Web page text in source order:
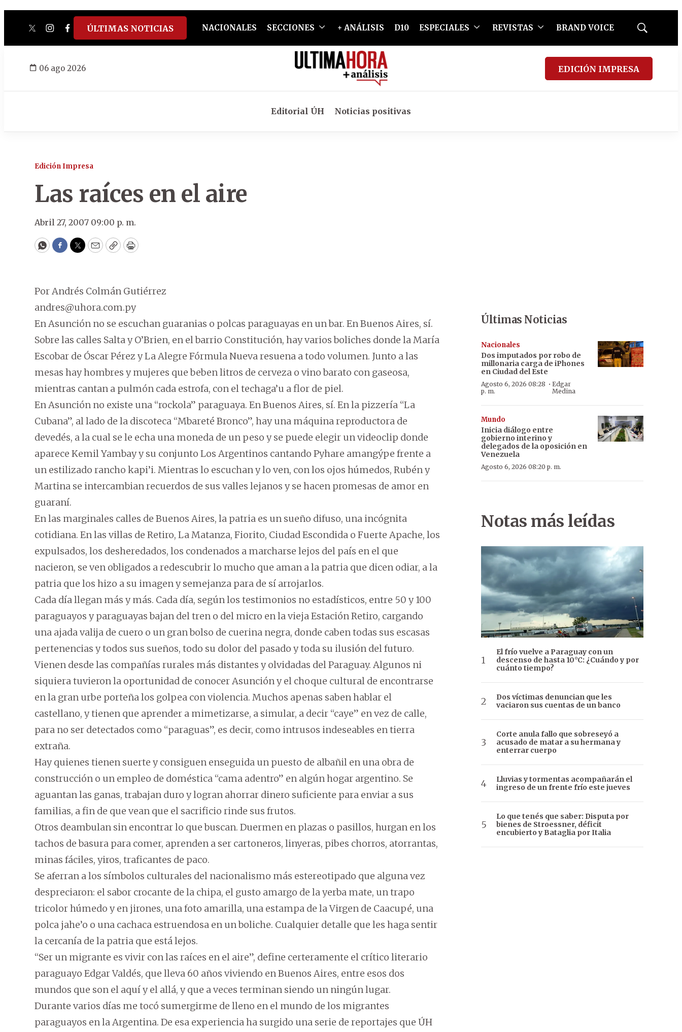
twitterinstagram
facebook
tiktokyoutube
spotify
ÚLTIMAS NOTICIAS NACIONALES SECCIONES + ANÁLISIS D10 ESPECIALES REVISTAS BRAND VOICE
Mostrar
06 ago 2026 EDICIÓN IMPRESA
Editorial ÚH Noticias positivas
Edición Impresa
Las raíces en el aire
Abril 27, 2007 09:00 p. m.
WhatsApp
Facebook
Twitter
EmailCopyPrint
Por Andrés Colmán Gutiérrez
andres@uhora.com.py
En Asunción no se escuchan guaranias o polcas paraguayas en un bar. En Buenos Aires, sí.
Sobre las calles Salta y O’Brien, en el barrio Constitución, hay varios boliches donde la María
Escobar de Óscar Pérez y La Alegre Fórmula Nueva resuena a todo volumen. Junto a las
mesas hay hombres y mujeres que beben litros de cerveza o vino barato con gaseosa,
mientras cantan a pulmón cada estrofa, con el techaga’u a flor de piel.
En Asunción no existe una “rockola” paraguaya. En Buenos Aires, sí. En la pizzería “La
Cubana”, al lado de la discoteca “Mbareté Bronco”, hay una máquina reproductora de
devedés, a la cual se le echa una moneda de un peso y se puede elegir un videoclip donde
aparece Kemil Yambay y su conjunto Los Argentinos cantando Pyhare amangýpe frente a
un estilizado rancho kapi’i. Mientras lo escuchan y lo ven, con los ojos húmedos, Rubén y
Martina se intercambian recuerdos de sus valles lejanos y se hacen promesas de amor en
guaraní.
En las marginales calles de Buenos Aires, la patria es un sueño difuso, una incógnita
cotidiana. En las villas de Retiro, La Matanza, Fiorito, Ciudad Escondida o Fuerte Apache, los
expulsados, los desheredados, los condenados a marcharse lejos del país en el que
nacieron, se ven obligados a redescubrir lo mucho que aman a la patria que dicen odiar, a la
patria que los hizo a su imagen y semejanza para de sí arrojarlos.
Cada día llegan más y más. Cada día, según los testimonios no estadísticos, entre 50 y 100
paraguayos y paraguayas bajan del tren o del micro en la vieja Estación Retiro, cargando
una ajada valija de cuero o un gran bolso de cuerina negra, donde caben todas sus escasas
pertenencias y todos sus sueños, todo su dolor del pasado y toda su ilusión del futuro.
Vienen desde las compañías rurales más distantes y olvidadas del Paraguay. Algunos ni
siquiera tuvieron la oportunidad de conocer Asunción y el choque cultural de encontrarse
en la gran urbe porteña los golpea con violencia. Muchos apenas saben hablar el
castellano, y tienen que aprender a mimetizarse, a simular, a decir “caye” en vez de calle,
para no ser detectados como “paraguas”, es decir, como intrusos indeseables en tierra
extraña.
Hay quienes tienen suerte y consiguen enseguida un puesto de albañil en una obra de
construcción o un empleo de doméstica “cama adentro” en algún hogar argentino. Se
aguantan las ganas, trabajan duro y logran ahorrar dinero suficiente para enviar a sus
familias, a fin de que vean que el sacrificio rinde sus frutos.
Otros deambulan sin encontrar lo que buscan. Duermen en plazas o pasillos, hurgan en los
tachos de basura para comer, aprenden a ser cartoneros, linyeras, pibes chorros, atorrantas,
minas fáciles, yiros, traficantes de paco.
Se aferran a los símbolos culturales del nacionalismo más estereotipado que alguna vez
despreciaron: el sabor crocante de la chipa, el gusto amargo de la yerba mate, un trapo
tricolor húmedo y en jirones, una foto amarilla, una estampa de la Virgen de Caacupé, una
polca jahe’o o una cachaca estruendosa en un boliche. Cualquier detalle que les haga sentir
la cercanía de la patria que está lejos.
“Ser un migrante es vivir con las raíces en el aire”, define certeramente el crítico literario
paraguayo Edgar Valdés, que lleva 60 años viviendo en Buenos Aires, entre esos dos
mundos que son el aquí y el allá, y que a veces terminan siendo un ningún lugar.
Durante varios días me tocó sumergirme de lleno en el mundo de los migrantes
paraguayos en la Argentina. De esa experiencia ha surgido una serie de reportajes que ÚH
Últimas Noticias
Nacionales
Dos imputados por robo de
millonaria carga de iPhones
en Ciudad del Este
Agosto 6, 2026 08:28
p. m.
· Edgar
Medina
Mundo
Inicia diálogo entre
gobierno interino y
delegados de la oposición en
Venezuela
Agosto 6, 2026 08:20 p. m.
Notas más leídas
El frío vuelve a Paraguay con un
descenso de hasta 10°C: ¿Cuándo y por
cuánto tiempo?
Dos víctimas denuncian que les
vaciaron sus cuentas de un banco
Corte anula fallo que sobreseyó a
acusado de matar a su hermana y
enterrar cuerpo
Lluvias y tormentas acompañarán el
ingreso de un frente frío este jueves
Lo que tenés que saber: Disputa por
bienes de Stroessner, déficit
encubierto y Bataglia por Italia